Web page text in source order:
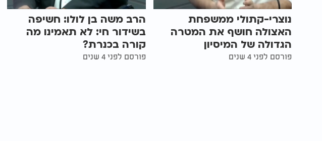
נוצרי-קתולי ממשפחת
האצולה חושף את המטרה
הגדולה של המיסיון
פורסם לפני 4 שנים
הרב משה בן לולו: חשיפה
בשידור חי: לא תאמינו מה
קורה בכנרת?
פורסם לפני 4 שנים